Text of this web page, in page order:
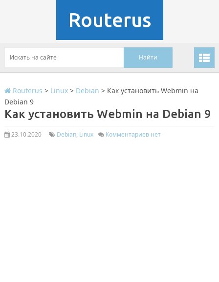
Routerus
Routerus > Linux> Debian > Как установить Webmin на
Debian 9
Как установить Webmin на Debian 9
23.10.2020 Debian, Linux Комментариев нет